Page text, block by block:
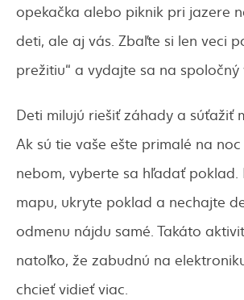
opekačka alebo piknik pri jazere
deti, ale aj vás. Zbaľte si len veci
prežitiu“ a vydajte sa na spoločný
Deti milujú riešiť záhady a súťažiť
Ak sú tie vaše ešte primalé na
nebom, vyberte sa hľadať poklad.
mapu, ukryte poklad a nechajte
odmenu nájdu samé. Takáto
natoľko, že zabudnú na
chcieť vidieť viac.